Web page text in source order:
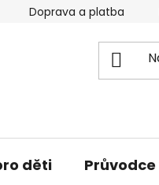
Doprava a platba
děti